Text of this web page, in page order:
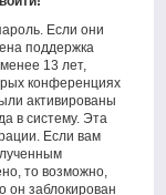
Если они
поддержка
13 лет,
конференциях
активированы
в систему. Эта
Если вам
то возможно,
он заблокирован